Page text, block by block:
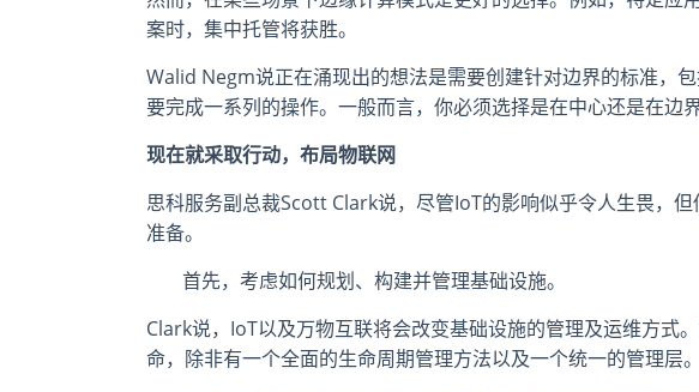
案时，集中托管将获胜。
Walid Negm说正在涌现出的想法是需要创建针对边界的标准，
要完成一系列的操作。一般而言，你必须选择是在中心还是在边
现在就采取行动，布局物联网
思科服务副总裁Scott Clark说，尽管IoT的影响似乎令人生畏，
准备。
首先，考虑如何规划、构建并管理基础设施。
Clark说，IoT以及万物互联将会改变基础设施的管理及运维方式
命，除非有一个全面的生命周期管理方法以及一个统一的管理层。